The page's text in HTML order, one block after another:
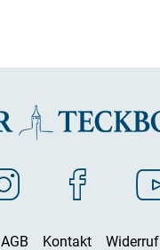
AGB Kontakt Widerruf